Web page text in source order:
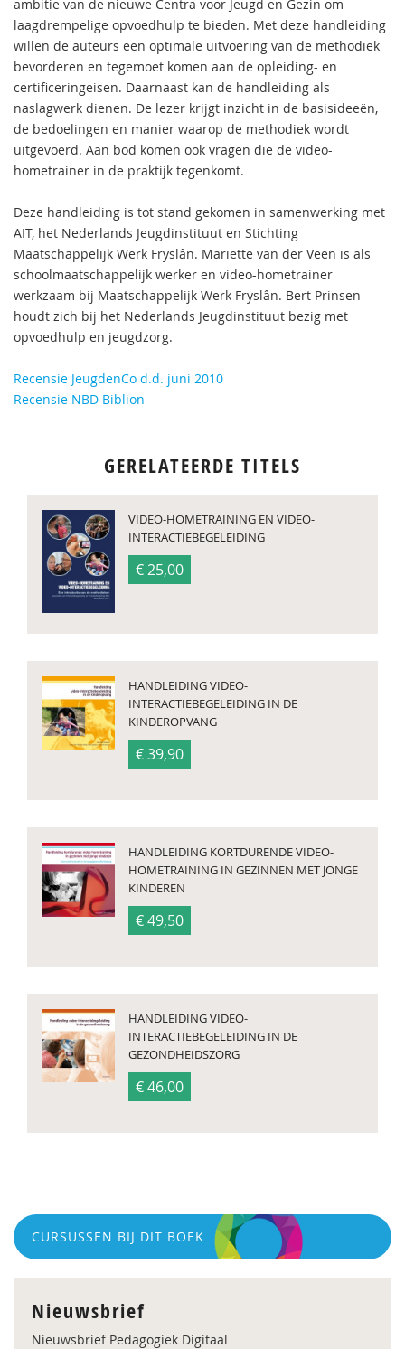
ambitie van de nieuwe Centra voor Jeugd en Gezin om
laagdrempelige opvoedhulp te bieden. Met deze handleiding
willen de auteurs een optimale uitvoering van de methodiek
bevorderen en tegemoet komen aan de opleiding- en
certificeringeisen. Daarnaast kan de handleiding als
naslagwerk dienen. De lezer krijgt inzicht in de basisideeën,
de bedoelingen en manier waarop de methodiek wordt
uitgevoerd. Aan bod komen ook vragen die de video-
hometrainer in de praktijk tegenkomt.
Deze handleiding is tot stand gekomen in samenwerking met
AIT, het Nederlands Jeugdinstituut en Stichting
Maatschappelijk Werk Fryslân. Mariëtte van der Veen is als
schoolmaatschappelijk werker en video-hometrainer
werkzaam bij Maatschappelijk Werk Fryslân. Bert Prinsen
houdt zich bij het Nederlands Jeugdinstituut bezig met
opvoedhulp en jeugdzorg.
Recensie JeugdenCo d.d. juni 2010
Recensie NBD Biblion
GERELATEERDE TITELS
VIDEO-HOMETRAINING EN VIDEO-
INTERACTIEBEGELEIDING
€ 25,00
HANDLEIDING VIDEO-
INTERACTIEBEGELEIDING IN DE
KINDEROPVANG
€ 39,90
HANDLEIDING KORTDURENDE VIDEO-
HOMETRAINING IN GEZINNEN MET JONGE
KINDEREN
€ 49,50
HANDLEIDING VIDEO-
INTERACTIEBEGELEIDING IN DE
GEZONDHEIDSZORG
€ 46,00
CURSUSSEN BIJ DIT BOEK
Nieuwsbrief
Nieuwsbrief Pedagogiek Digitaal